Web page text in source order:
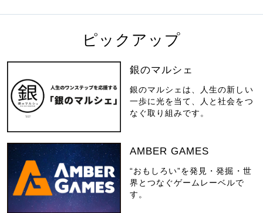
ピックアップ
銀のマルシェ
銀のマルシェは、人生の新しい
一歩に光を当て、人と社会をつ
なぐ取り組みです。
AMBER GAMES
“おもしろい”を発見・発掘・世
界とつなぐゲームレーベルで
す。